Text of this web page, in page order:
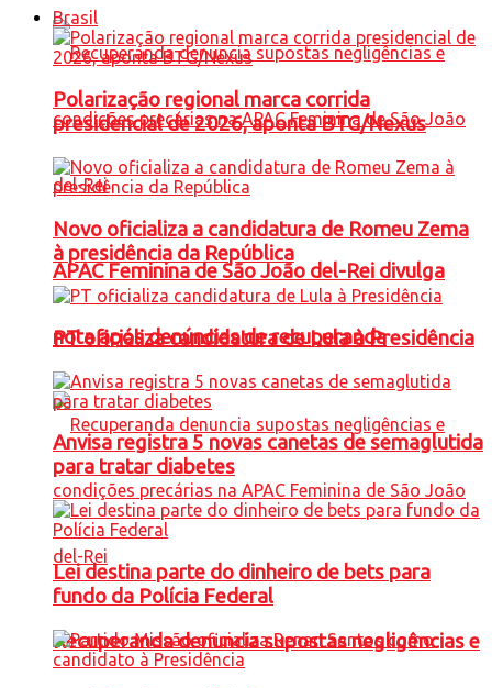
APAC Feminina de São João del-Rei divulga
nota após denúncias de recuperanda
Recuperanda denuncia supostas negligências e
Brasil
Polarização regional marca corrida
presidencial de 2026, aponta BTG/Nexus
Novo oficializa a candidatura de Romeu Zema
à presidência da República
PT oficializa candidatura de Lula à Presidência
Anvisa registra 5 novas canetas de semaglutida
para tratar diabetes
Lei destina parte do dinheiro de bets para
fundo da Polícia Federal